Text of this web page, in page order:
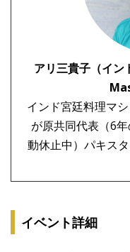
アリ三貴子（イン
インド宮廷料理マ
が原共同代表（6
動休止中）パキス
イベント詳細